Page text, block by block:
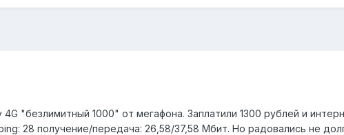
"безлимитный 1000" от мегафона. Заплатили 1300 рублей и
28 получение/передача: 26,58/37,58 Мбит. Но радовались не